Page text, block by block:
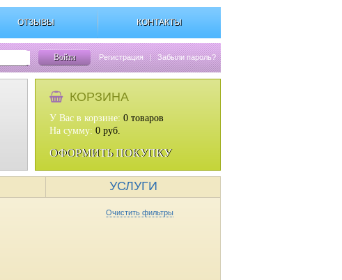
ОТЗЫВЫ КОНТАКТЫ
Войти Регистрация | Забыли пароль?
КОРЗИНА
У Вас в корзине: 0 товаров
На сумму: 0 руб.
ОФОРМИТЬ ПОКУПКУ
УСЛУГИ
Очистить фильтры